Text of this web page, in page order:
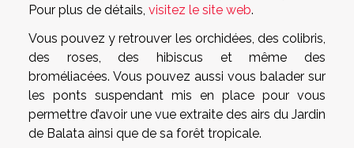
Pour plus de détails, visitez le site web.
Vous pouvez y retrouver les orchidées, des colibris,
des roses, des hibiscus et même des
broméliacées. Vous pouvez aussi vous balader sur
les ponts suspendant mis en place pour vous
permettre d’avoir une vue extraite des airs du Jardin
de Balata ainsi que de sa forêt tropicale.